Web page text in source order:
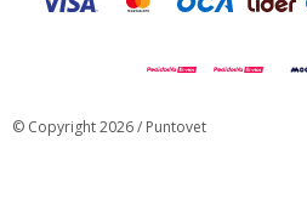
© Copyright 2026 / Puntovet